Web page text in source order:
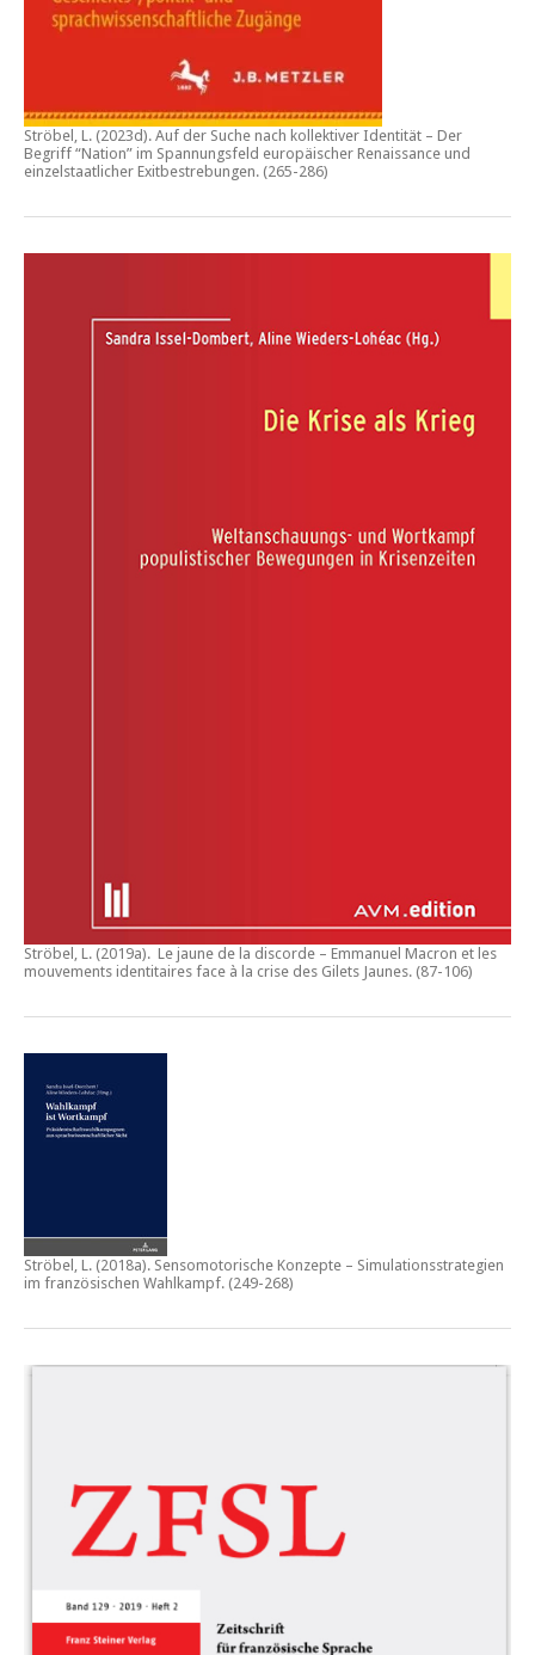
Ströbel, L. (2023d). Auf der Suche nach kollektiver Identität – Der
Begriff “Nation” im Spannungsfeld europäischer Renaissance und
einzelstaatlicher Exitbestrebungen. (265-286)
Ströbel, L. (2019a). Le jaune de la discorde – Emmanuel Macron et les
mouvements identitaires face à la crise des Gilets Jaunes. (87-106)
Ströbel, L. (2018a). Sensomotorische Konzepte – Simulationsstrategien
im französischen Wahlkampf. (249-268)